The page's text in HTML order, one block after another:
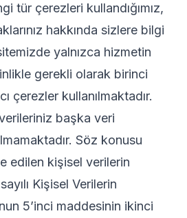
tür çerezleri kullandığımız,
hakkında sizlere bilgi
yalnızca hizmetin
gerekli olarak birinci
çerezler kullanılmaktadır.
başka veri
Söz konusu
edilen kişisel verilerin
Kişisel Verilerin
5’inci maddesinin ikinci